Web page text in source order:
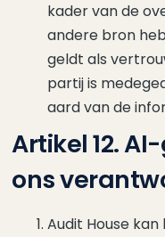
kader van de
andere bron
geldt als
partij is
aard van de
Artikel 12.
ons
Audit House